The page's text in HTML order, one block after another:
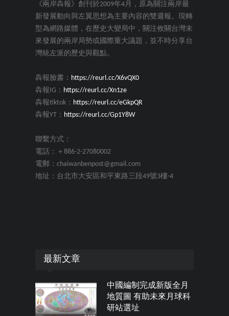
《兩岸犇報》創刊於2009年4月，原為關注兩岸最
新發展動向與左翼思想為主要內容的雙週報。現轉
型為網路媒體，在歷史大變局中，關注攸關台灣未
來發展的兩岸局勢或國際重大議題，並不時分享台
灣統左派的歷史與觀點。
犇報臉書： https://reurl.cc/X6vQX0
犇報IG： https://reurl.cc/Xn1ze
犇報tiktok： https://reurl.cc/eGkpQR
犇報YT： https://reurl.cc/Gp1Y8W
聯繫方式：
電話：＋886-2-27080002
電郵：chaiwanbenpost@gmail.com
地址：台北市大安區和平東路三段49號3樓-4
最新文章
中國編制完成新版全月
地質圖 有助未來月球科
研站選址